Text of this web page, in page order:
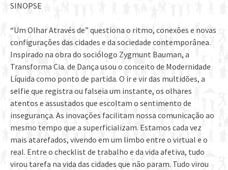
SINOPSE
“Um Olhar Através de” questiona o ritmo, conexões e novas
configurações das cidades e da sociedade contemporânea.
Inspirado na obra do sociólogo Zygmunt Bauman, a
Transforma Cia. de Dança usou o conceito de Modernidade
Líquida como ponto de partida. O ir e vir das multidões, a
selfie que registra ou falseia um instante, os olhares
atentos e assustados que escoltam o sentimento de
insegurança. As inovações facilitam nossa comunicação ao
mesmo tempo que a superficializam. Estamos cada vez
mais atarefados, vivendo em um limbo entre o virtual e o
real. Entre o checklist de trabalho e da vida afetiva, tudo
virou tarefa na vida das cidades que não param. Tudo virou